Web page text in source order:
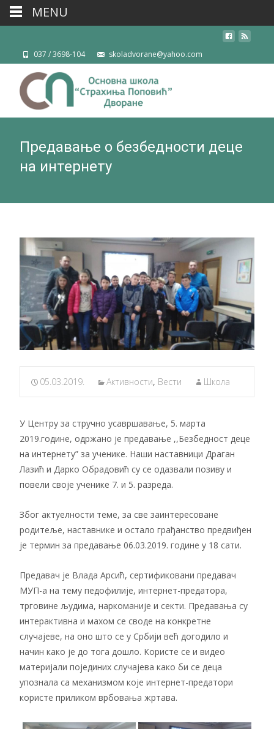
037 / 3698-104 skoladvorane@yahoo.com
Предавање о безбедности деце
на интернету
05.03.2019. Активности, Вести Школа
У Центру за стручно усавршавање, 5. марта
2019.године, одржано је предавање ,,Безбедност деце
на интернету” за ученике. Наши наставници Драган
Лазић и Дарко Обрадовић су се одазвали позиву и
повели своје ученике 7. и 5. разреда.
Због актуелности теме, за све заинтересоване
родитеље, наставнике и остало грађанство предвиђен
је термин за предавање 06.03.2019. године у 18 сати.
Предавач је Влада Арсић, сертификовани предавач
МУП-а на тему педофилије, интернет-предатора,
трговине људима, наркоманије и секти. Предавања су
интерактивна и махом се своде на конкретне
случајеве, на оно што се у Србији већ догодило и
начин како је до тога дошло. Користе се и видео
материјали појединих случајева како би се деца
упознала са механизмом које интернет-предатори
користе приликом врбовања жртава.
MENU